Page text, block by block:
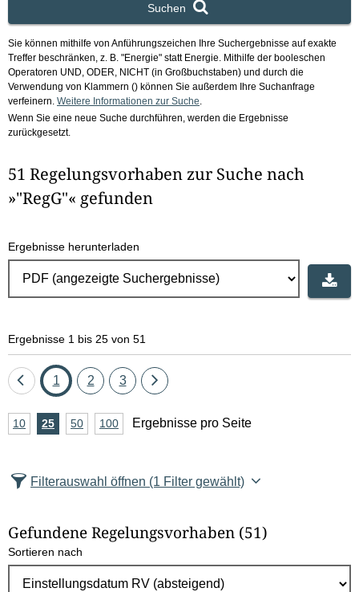
Suchen
Sie können mithilfe von Anführungszeichen Ihre Suchergebnisse auf exakte
Treffer beschränken, z. B. "Energie" statt Energie. Mithilfe der booleschen
Operatoren UND, ODER, NICHT (in Großbuchstaben) und durch die
Verwendung von Klammern () können Sie außerdem Ihre Suchanfrage
verfeinern. Weitere Informationen zur Suche
Wenn Sie eine neue Suche durchführen, werden die Ergebnisse
zurückgesetzt.
51 Regelungsvorhaben zur Suche nach
»"RegG"« gefunden
Ergebnisse herunterladen
Ergebnisse 1 bis 25 von 51
Eine
zurück
Seite
1 Seite
2 Seite
3
Eine
vor
A
z
l
E
10Ergebnisse
25Ergebnisse
50Ergebnisse
100Ergebnisse
Ergebnisse pro Seite
Filterauswahl öffnen (1 Filter gewählt)
Gefundene Regelungsvorhaben (51)
Sortieren nach